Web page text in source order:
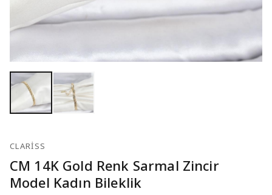
CLARISS
CM 14K Gold Renk Sarmal Zincir
Model Kadın Bileklik